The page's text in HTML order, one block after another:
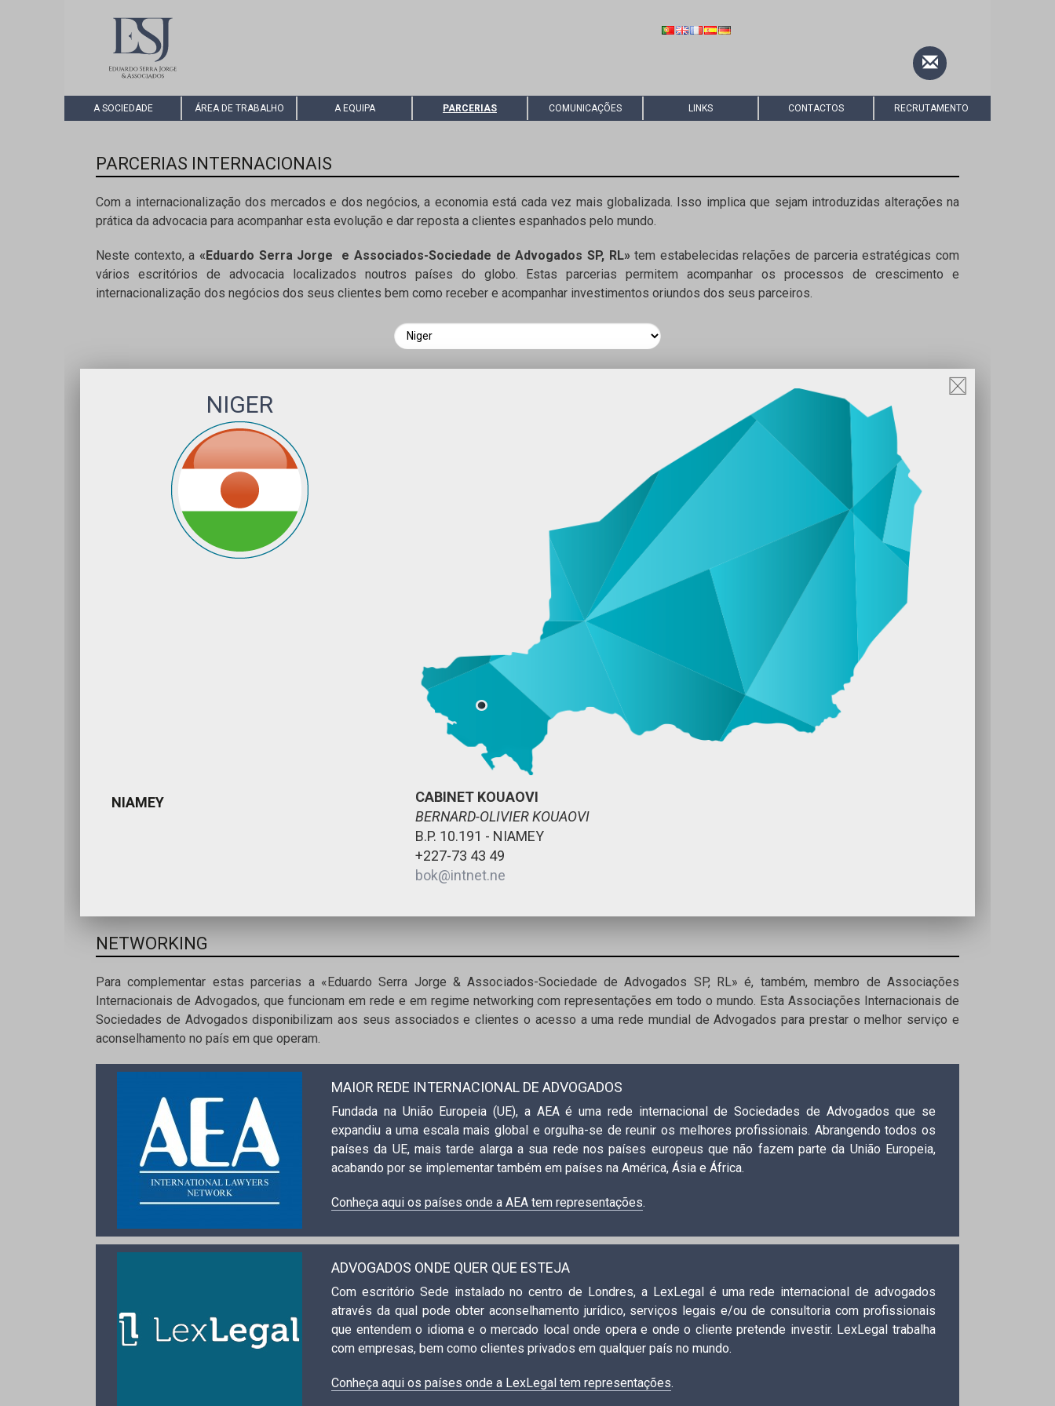
A SOCIEDADE ÁREA DE TRABALHO A EQUIPA PARCERIAS COMUNICAÇÕES LINKS CONTACTOS RECRUTAMENTO
PARCERIAS INTERNACIONAIS
Com a internacionalização dos mercados e dos negócios, a economia está cada vez mais globalizada. Isso implica que sejam introduzidas alterações na
prática da advocacia para acompanhar esta evolução e dar reposta a clientes espanhados pelo mundo.
Neste contexto, a «Eduardo Serra Jorge e Associados-Sociedade de Advogados SP, RL»tem estabelecidas relações de parceria estratégicas com
vários escritórios de advocacia localizados noutros países do globo. Estas parcerias permitem acompanhar os processos de crescimento e
internacionalização dos negócios dos seus clientes bem como receber e acompanhar investimentos oriundos dos seus parceiros.
NIGER
NIAMEY
CABINET KOUAOVI
BERNARD-OLIVIER KOUAOVI
B.P. 10.191 - NIAMEY
+227-73 43 49
bok@intnet.ne
NETWORKING
Para complementar estas parcerias a «Eduardo Serra Jorge & Associados-Sociedade de Advogados SP, RL» é, também, membro de Associações
Internacionais de Advogados, que funcionam em rede e em regime networking com representações em todo o mundo. Esta Associações Internacionais de
Sociedades de Advogados disponibilizam aos seus associados e clientes o acesso a uma rede mundial de Advogados para prestar o melhor serviço e
aconselhamento no país em que operam.
MAIOR REDE INTERNACIONAL DE ADVOGADOS
Fundada na União Europeia (UE), a AEA é uma rede internacional de Sociedades de Advogados que se
expandiu a uma escala mais global e orgulha-se de reunir os melhores profissionais. Abrangendo todos os
países da UE, mais tarde alarga a sua rede nos países europeus que não fazem parte da União Europeia,
acabando por se implementar também em países na América, Ásia e África.
Conheça aqui os países onde a AEA tem representações.
ADVOGADOS ONDE QUER QUE ESTEJA
Com escritório Sede instalado no centro de Londres, a LexLegal é uma rede internacional de advogados
através da qual pode obter aconselhamento jurídico, serviços legais e/ou de consultoria com profissionais
que entendem o idioma e o mercado local onde opera e onde o cliente pretende investir. LexLegal trabalha
com empresas, bem como clientes privados em qualquer país no mundo.
Conheça aqui os países onde a LexLegal tem representações.